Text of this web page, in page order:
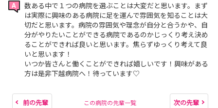
数ある中で１つの病院を選ぶことは大変だと思います。まず
は実際に興味のある病院に足を運んで雰囲気を知ることは大
切だと思います。病院の雰囲気や理念が自分と合うかや、自
分がやりたいことができる病院であるのかじっくり考え決め
ることができれば良いと思います。焦らずゆっくり考えて良
いと思います！
いつか皆さんと働くことができれば嬉しいです！興味がある
方は是非下越病院へ！待っています♡
前の先輩 この病院の先輩一覧 次の先輩